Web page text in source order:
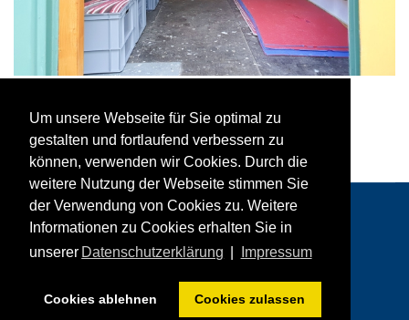
Um unsere Webseite für Sie optimal zu
gestalten und fortlaufend verbessern zu
können, verwenden wir Cookies. Durch die
weitere Nutzung der Webseite stimmen Sie
der Verwendung von Cookies zu. Weitere
Informationen zu Cookies erhalten Sie in
unserer Datenschutzerklärung Impressum
Cookies ablehnen Cookies zulassen